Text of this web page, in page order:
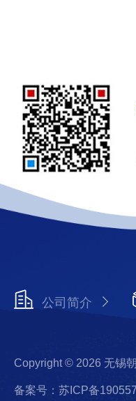
公司简介
Copyright © 2026 无锡
备案号：苏ICP备